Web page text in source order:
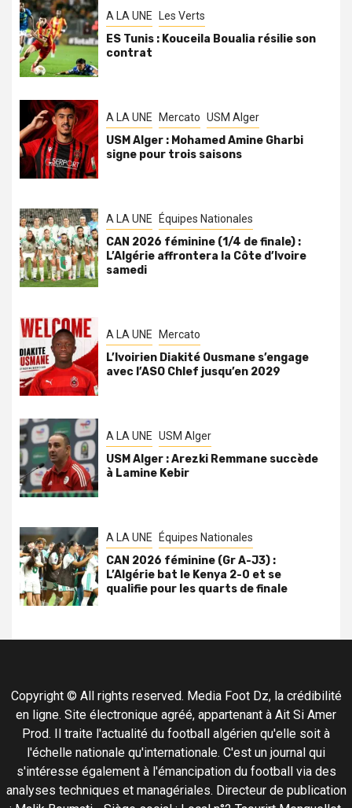
A LA UNE Les Verts
ES Tunis : Kouceila Boualia résilie son
contrat
A LA UNE Mercato USM Alger
USM Alger : Mohamed Amine Gharbi
signe pour trois saisons
A LA UNE Équipes Nationales
CAN 2026 féminine (1/4 de finale) :
L’Algérie affrontera la Côte d’Ivoire
samedi
A LA UNE Mercato
L’Ivoirien Diakité Ousmane s’engage
avec l’ASO Chlef jusqu’en 2029
A LA UNE USM Alger
USM Alger : Arezki Remmane succède
à Lamine Kebir
A LA UNE Équipes Nationales
CAN 2026 féminine (Gr A-J3) :
L’Algérie bat le Kenya 2-0 et se
qualifie pour les quarts de finale
Copyright © All rights reserved. Media Foot Dz, la crédibilité
en ligne. Site électronique agréé, appartenant à Ait Si Amer
Prod. Il traite l'actualité du football algérien qu'elle soit à
l'échelle nationale qu'internationale. C'est un journal qui
s'intéresse également à l'émancipation du football via des
analyses techniques et managériales. Directeur de publication